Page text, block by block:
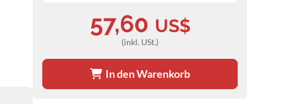
57,60 US$
(inkl. USt.)
In den Warenkorb